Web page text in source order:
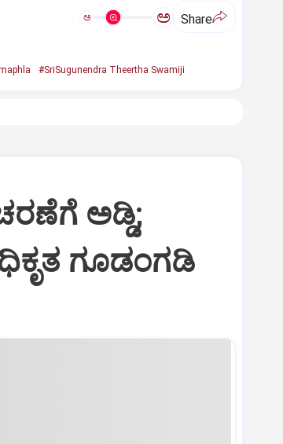
ಅ ಅ Share
#SriSugunendra Theertha Swamiji
ಅಡ್ಡಿ;
ಗೂಡಂಗಡಿ